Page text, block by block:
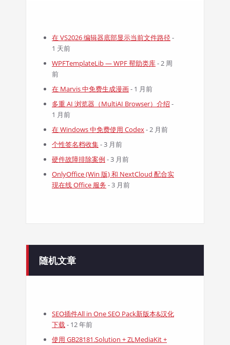
在 VS2026 编辑器底部显示当前文件路径-
1 天前
WPFTemplateLib — WPF 帮助类库- 2 周
前
在 Marvis 中免费生成漫画- 1 月前
多重 AI 浏览器（MultiAI Browser）介绍 -
1 月前
在 Windows 中免费使用 Codex- 2 月前
个性签名档收集- 3 月前
硬件故障排除案例 - 3 月前
OnlyOffice (Win 版) 和 NextCloud 配合实
现在线 Office 服务 - 3 月前
随机文章
SEO插件All in One SEO Pack新版本&汉化
下载- 12 年前
使用 GB28181.Solution + ZLMediaKit +